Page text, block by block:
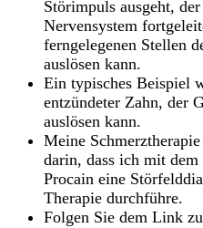
Störimpuls ausgeht,
Nervensystem
ferngelegenen Stellen
auslösen kann.
Ein typisches Beispiel
entzündeter Zahn, der
auslösen kann.
Meine
darin, dass ich mit
Procain eine
Therapie durchführe.
Folgen Sie dem Link